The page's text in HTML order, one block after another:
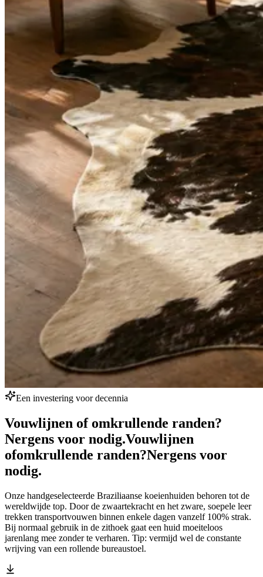
Een investering voor decennia
Vouwlijnen of omkrullende randen?
Nergens voor nodig.Vouwlijnen
ofomkrullende randen?Nergens voor
nodig.
Onze handgeselecteerde Braziliaanse koeienhuiden behoren tot de
wereldwijde top. Door de zwaartekracht en het zware, soepele leer
trekken transportvouwen binnen enkele dagen vanzelf 100% strak.
Bij normaal gebruik in de zithoek gaat een huid moeiteloos
jarenlang mee zonder te verharen. Tip: vermijd wel de constante
wrijving van een rollende bureaustoel.